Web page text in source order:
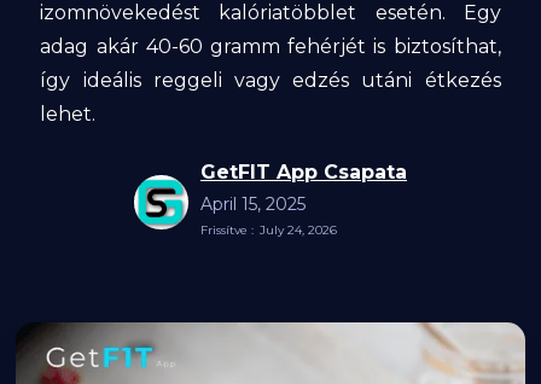
izomnövekedést kalóriatöbblet esetén. Egy
adag akár 40-60 gramm fehérjét is biztosíthat,
így ideális reggeli vagy edzés utáni étkezés
lehet.
GetFIT App Csapata
April 15, 2025
Frissítve : July 24, 2026